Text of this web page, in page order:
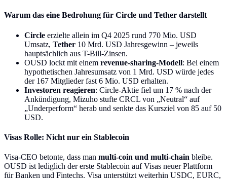
Warum das eine Bedrohung für Circle und Tether darstellt
Circle erzielte allein im Q4 2025 rund 770 Mio. USD
Umsatz, Tether 10 Mrd. USD Jahresgewinn – jeweils
hauptsächlich aus T-Bill-Zinsen.
OUSD lockt mit einem revenue-sharing-Modell: Bei einem
hypothetischen Jahresumsatz von 1 Mrd. USD würde jedes
der 167 Mitglieder fast 6 Mio. USD erhalten.
Investoren reagieren: Circle-Aktie fiel um 17 % nach der
Ankündigung, Mizuho stufte CRCL von „Neutral“ auf
„Underperform“ herab und senkte das Kursziel von 85 auf 50
USD.
Visas Rolle: Nicht nur ein Stablecoin
Visa-CEO betonte, dass man multi-coin und multi-chain bleibe.
OUSD ist lediglich der erste Stablecoin auf Visas neuer Plattform
für Banken und Fintechs. Visa unterstützt weiterhin USDC, EURC,